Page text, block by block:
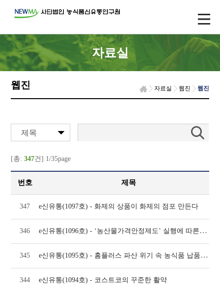
자료실
웹진 자료실 웹진 웹진
제목
[총:347건] 1/35page
번호 제목
347 e신유통(1097호) - 화제의 상품이 화제의 점포 만든다
346 e신유통(1096호) - ‘농산물가격안정제도’ 실행에 따른 이슈 검토
345 e신유통(1095호) - 홈플러스 파산 위기 속 농식품 납품업체 보호제도 개선 방안
344 e신유통(1094호) - 코스트코의 꾸준한 활약